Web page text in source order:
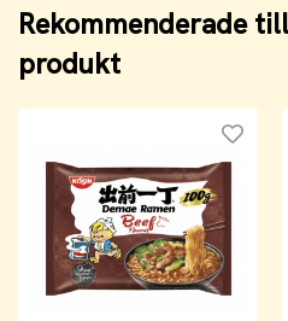
Rekommenderade
produkt